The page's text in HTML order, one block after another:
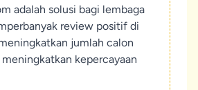
adalah solusi bagi lembaga
review positif di
jumlah calon
kepercayaan